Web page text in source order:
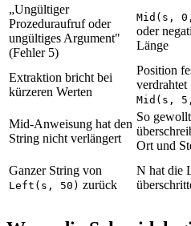
„Ungültiger
Prozeduraufruf oder
ungültiges Argument"
(Fehler 5)
Mid(s,
oder
Länge
Extraktion bricht bei
kürzeren Werten
Position
verdrahtet
Mid(s,
Mid-Anweisung hat den
String nicht verlängert
So
Ort und
Ganzer String von
Left(s, 50) zurück
N hat die